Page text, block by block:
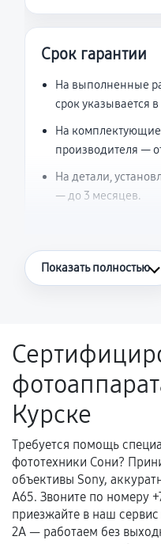
Срок гарантии
На выполненные
срок указывается
На комплектующие
производителя —
На детали,
— до 3 месяцев.
Что считается
Поломка
нормальной
гарантийного
Несоответствие
техническим
Документы для
гарантии
Показать полностью
Курске
Требуется помощь
фототехники Сони?
объективы Sony,
A65. Звоните по номеру
приезжайте в наш
2А — работаем без